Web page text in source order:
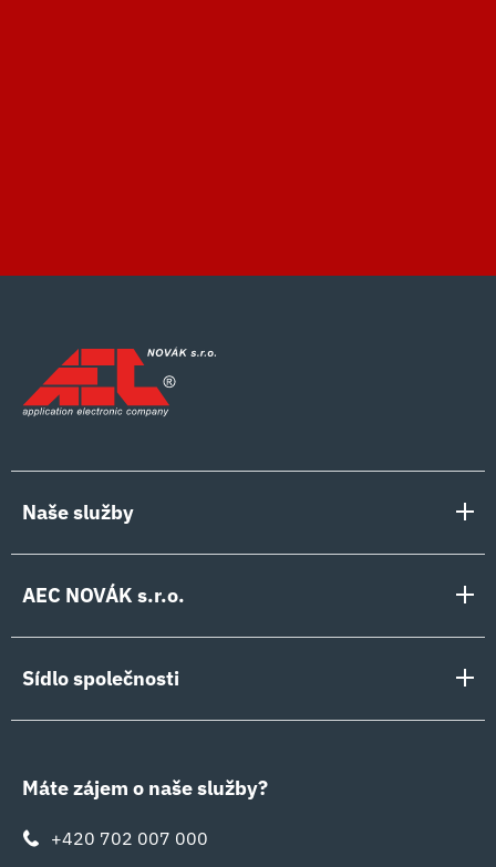
Sídlo společnosti
DIČ: CZ49097652
Máte zájem o naše služby?
+420 702 007 000
AEC NOVÁK s.r.o.
Reference
Certifikáty
Naše služby
Fotovoltaika